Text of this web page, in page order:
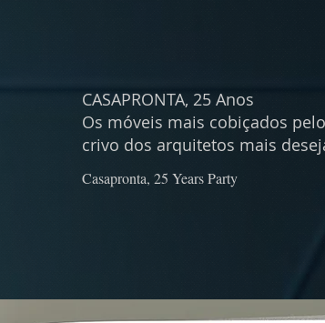
CASAPRONTA, 25 Anos
Os móveis mais cobiçados pelo
crivo dos arquitetos mais
Casapronta, 25 Years Party